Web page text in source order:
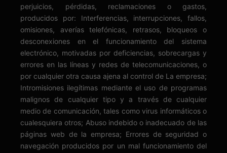
perjuicios, pérdidas, reclamaciones o gastos,
producidos por: Interferencias, interrupciones, fallos,
omisiones, averías telefónicas, retrasos, bloqueos o
desconexiones en el funcionamiento del sistema
electrónico, motivadas por deficiencias, sobrecargas y
errores en las líneas y redes de telecomunicaciones, o
por cualquier otra causa ajena al control de La empresa;
Intromisiones ilegítimas mediante el uso de programas
malignos de cualquier tipo y a través de cualquier
medio de comunicación, tales como virus informáticos o
cualesquiera otros; Abuso indebido o inadecuado de las
páginas web de la empresa; Errores de seguridad o
navegación producidos por un mal funcionamiento del